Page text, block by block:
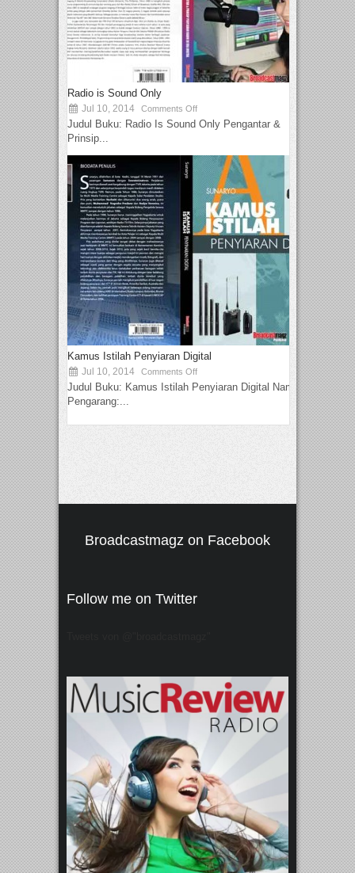
Radio is Sound Only
Jul 10, 2014 Comments Off
Judul Buku: Radio Is Sound Only Pengantar &
Prinsip...
Kamus Istilah Penyiaran Digital
Jul 10, 2014 Comments Off
Judul Buku: Kamus Istilah Penyiaran Digital Nama
Pengarang:...
Broadcastmagz on Facebook
Follow me on Twitter